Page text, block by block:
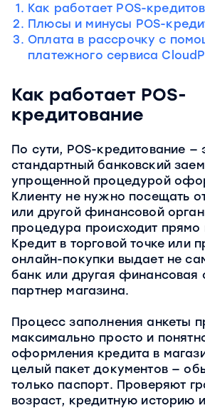
Как работает POS-
Плюсы и минусы POS-
Оплата в рассрочку с
платежного сервиса
Как работает POS-
кредитование
По сути, POS-кредитование —
стандартный банковский
упрощенной процедурой
Клиенту не нужно посещать
или другой финансовой
процедура происходит прямо
Кредит в торговой точке или
онлайн-покупки выдает не
банк или другая финансовая
партнер магазина.
Процесс заполнения анкеты
максимально просто и
оформления кредита в
целый пакет документов —
только паспорт. Проверяют
возраст, кредитную историю и